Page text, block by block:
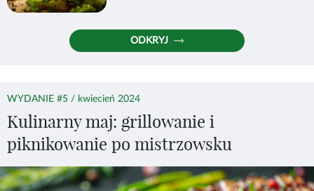
ODKRYJ
WYDANIE #5 / kwiecień 2024
Kulinarny maj: grillowanie i
piknikowanie po mistrzowsku